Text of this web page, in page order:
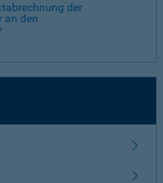
der
an den